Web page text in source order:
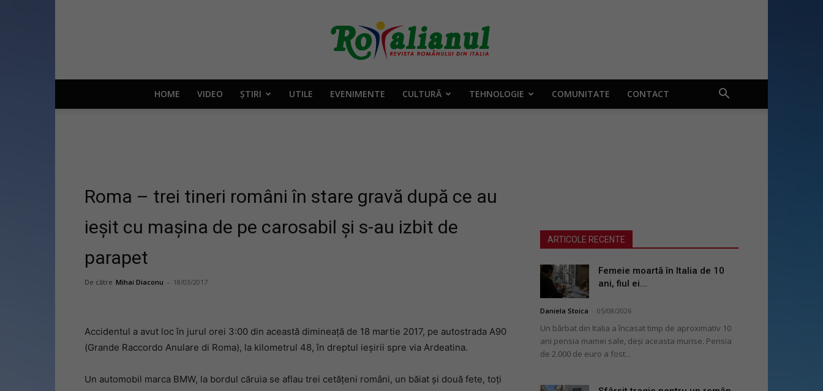
Rotalianul
românului
HOME VIDEO ȘTIRI UTILE EVENIMENTE CULTURĂ TEHNOLOGIE COMUNITATE CONTACT
Roma – trei tineri români în stare gravă după ce au
ieșit cu mașina de pe carosabil și s-au izbit de
parapet
De către Mihai Diaconu - 18/03/2017
Accidentul a avut loc în jurul orei 3:00 din această dimineață de 18 martie 2017, pe autostrada A90
(Grande Raccordo Anulare di Roma), la kilometrul 48, în dreptul ieșirii spre via Ardeatina.
Un automobil marca BMW, la bordul căruia se aflau trei cetățeni români, un băiat și două fete, toți
ARTICOLE RECENTE
Femeie moartă în Italia de 10
ani, fiul ei...
Daniela Stoica 05/08/2026
Un bărbat din Italia a încasat timp de aproximativ 10
ani pensia mamei sale, deși aceasta murise. Pensia
de 2.000 de euro a fost...